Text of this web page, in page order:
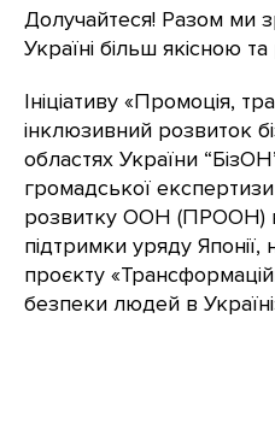
Долучайтеся! Разом ми
Україні більш якісною
Ініціативу «Промоція,
інклюзивний розвиток
областях України
громадської
розвитку ООН (ПРООН) в
підтримки уряду
проєкту
безпеки людей в